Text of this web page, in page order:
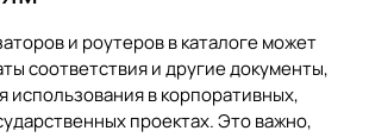
и роутеров в каталоге может
соответствия и другие документы,
использования в корпоративных,
проектах. Это важно,